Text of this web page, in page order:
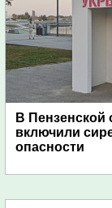
В Пензенской
включили
опасности